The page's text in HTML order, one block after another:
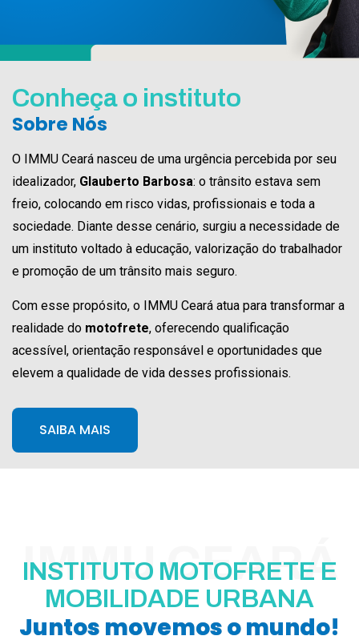
Conheça o instituto
Sobre Nós
O IMMU Ceará nasceu de uma urgência percebida por seu
idealizador, Glauberto Barbosa: o trânsito estava sem
freio, colocando em risco vidas, profissionais e toda a
sociedade. Diante desse cenário, surgiu a necessidade de
um instituto voltado à educação, valorização do trabalhador
e promoção de um trânsito mais seguro.
Com esse propósito, o IMMU Ceará atua para transformar a
realidade do motofrete, oferecendo qualificação
acessível, orientação responsável e oportunidades que
elevem a qualidade de vida desses profissionais.
SAIBA MAIS
IMMU CEARÁ
INSTITUTO MOTOFRETE E
MOBILIDADE URBANA
Juntos movemos o mundo!